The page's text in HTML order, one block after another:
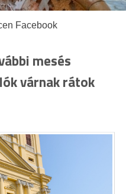
Facebook
mesés
várnak rátok